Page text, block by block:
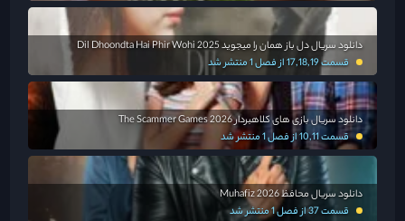
دانلود سریال دل باز همان را میجوید Dil Dhoondta Hai Phir Wohi 2025
قسمت 17,18,19 از فصل 1 منتشر شد
دانلود سریال بازی های کلاهبردار The Scammer Games 2026
قسمت 10,11 از فصل 1 منتشر شد
دانلود سریال محافظ Muhafiz 2026
قسمت 37 از فصل 1 منتشر شد